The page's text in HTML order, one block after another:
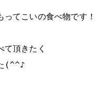
てこいの食べ物です！
て頂きたく
(^^♪